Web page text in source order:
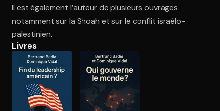
Ouvre l'app Appareil photo, pointe sur le code. C'est gratuit à
Il est également l’auteur de plusieurs ouvrages
notamment sur la Shoah et sur le conflit israélo-
palestinien.
Livres